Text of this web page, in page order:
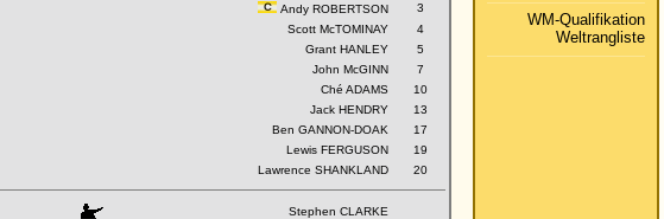
Andy ROBERTSON
3
Scott McTOMINAY
4
Grant HANLEY
5
John McGINN
7
Ché ADAMS
10
Jack HENDRY
13
Ben GANNON-DOAK
17
Lewis FERGUSON
19
Lawrence SHANKLAND 20
Stephen CLARKE
WM-Qualifikation
Weltrangliste